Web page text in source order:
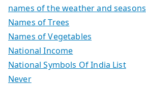
names of the weather and seasons
Names of Trees
Names of Vegetables
National Income
National Symbols Of India List
Never